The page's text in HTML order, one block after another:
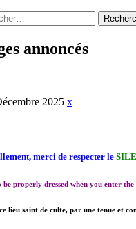
annoncés
2025 x
merci de respecter le
be properly dressed when you enter
lieu saint de culte, par une tenue et